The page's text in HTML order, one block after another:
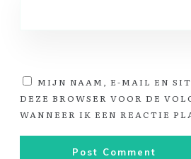
MIJN NAAM, E-MAIL EN
DEZE BROWSER VOOR DE
WANNEER IK EEN REACTIE
Post Comment